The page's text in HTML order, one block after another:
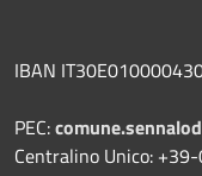
IBAN
PEC:
Centralino Unico: